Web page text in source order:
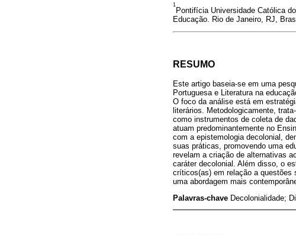
1
Pontifícia Universidade Católica
Educação. Rio de Janeiro, RJ,
RESUMO
Este artigo baseia-se em uma
Portuguesa e Literatura na
O foco da análise está em
literários. Metodologicamente,
como instrumentos de coleta de
atuam predominantemente no
com a epistemologia decolonial,
suas práticas, promovendo uma
revelam a criação de alternativas
caráter decolonial. Além disso, o
críticos(as) em relação a questões
uma abordagem mais
Palavras-chave Decolonialidade;